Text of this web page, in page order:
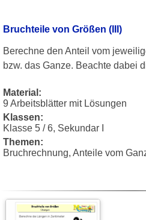
Bruchteile von Größen (III)
Berechne den Anteil vom
bzw. das Ganze. Beachte dabei
Material:
9 Arbeitsblätter mit Lösungen
Klassen:
Klasse 5 / 6, Sekundar I
Themen:
Bruchrechnung, Anteile vom